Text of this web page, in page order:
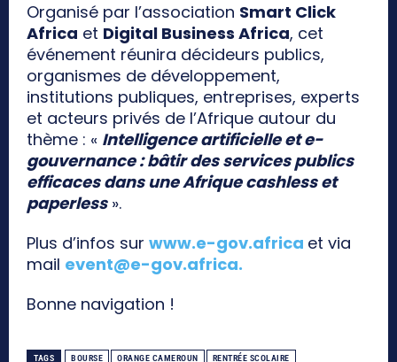
Organisé par l’association Smart Click
Africa et Digital Business Africa, cet
événement réunira décideurs publics,
organismes de développement,
institutions publiques, entreprises, experts
et acteurs privés de l’Afrique autour du
thème : « Intelligence artificielle et e-
gouvernance : bâtir des services publics
efficaces dans une Afrique cashless et
paperless».
Plus d’infos sur www.e-gov.africa et via
mail event@e-gov.africa.
Bonne navigation !
TAGS BOURSE ORANGE CAMEROUN RENTRÉE SCOLAIRE